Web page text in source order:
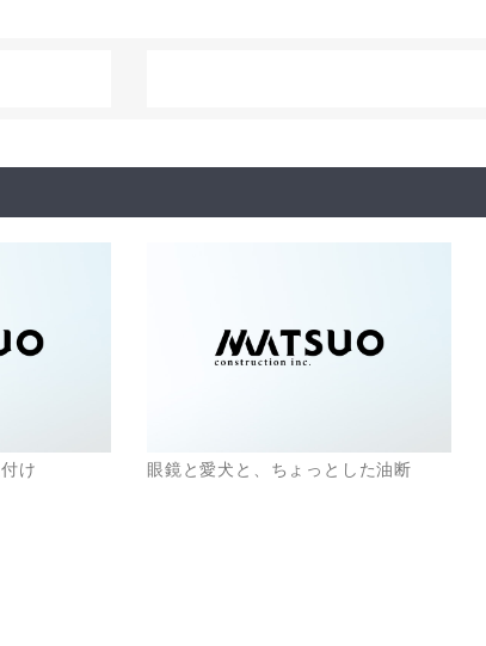
け 眼鏡と愛犬と、ちょっとした油断